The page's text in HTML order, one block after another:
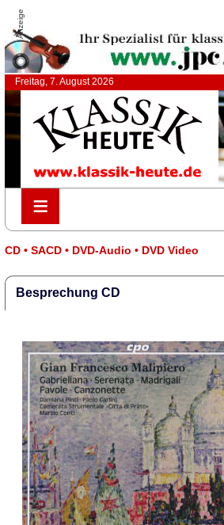
Anzeige
Freitag, 7. August 2026
≡
≡
CD • SACD • DVD-Audio • DVD Video
Besprechung CD